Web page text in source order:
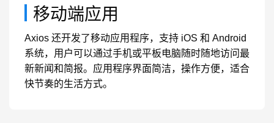
移动端应用
Axios 还开发了移动应用程序，支持 iOS 和 Android
系统，用户可以通过手机或平板电脑随时随地访问最
新新闻和简报。应用程序界面简洁，操作方便，适合
快节奏的生活方式。